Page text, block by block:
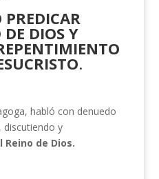
PREDICAR
DE DIOS Y
.
habló con denuedo
discutiendo y
de Dios.